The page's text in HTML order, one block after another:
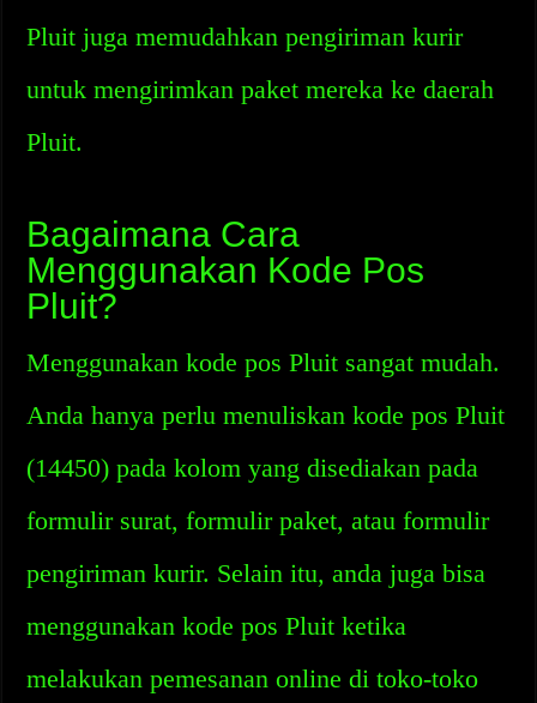
Pluit juga memudahkan pengiriman kurir
untuk mengirimkan paket mereka ke daerah
Pluit.
Bagaimana Cara
Menggunakan Kode Pos
Pluit?
Menggunakan kode pos Pluit sangat mudah.
Anda hanya perlu menuliskan kode pos Pluit
(14450) pada kolom yang disediakan pada
formulir surat, formulir paket, atau formulir
pengiriman kurir. Selain itu, anda juga bisa
menggunakan kode pos Pluit ketika
melakukan pemesanan online di toko-toko